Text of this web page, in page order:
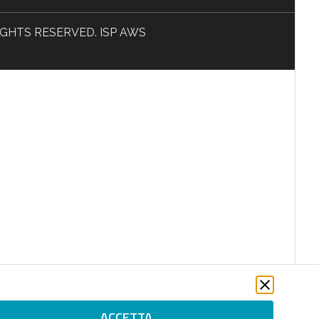
RESERVED. ISP AWS